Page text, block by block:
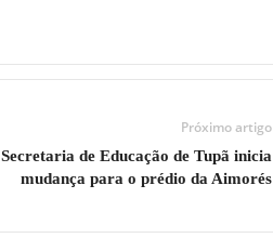
Próximo artigo
Secretaria de Educação de Tupã inicia
mudança para o prédio da Aimorés